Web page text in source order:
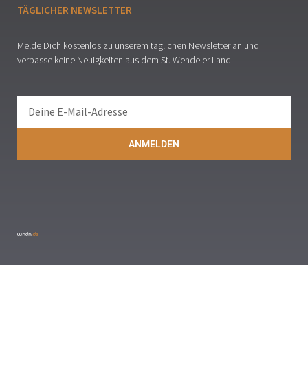
TÄGLICHER NEWSLETTER
Melde Dich kostenlos zu unserem täglichen Newsletter an und
verpasse keine Neuigkeiten aus dem St. Wendeler Land.
ANMELDEN